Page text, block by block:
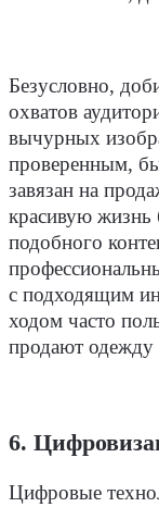
Безусловно,
охватов
вычурных
проверенным,
завязан на
красивую жизнь
подобного
с подходящим
ходом часто
продают одежду
6.
Цифровые